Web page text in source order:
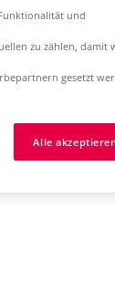
und
zu zählen, damit
gesetzt
Alle